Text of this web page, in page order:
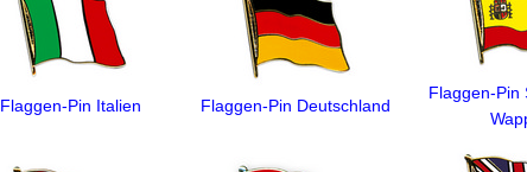
Flaggen-Pin Italien Flaggen-Pin Deutschland
Flaggen-Pin